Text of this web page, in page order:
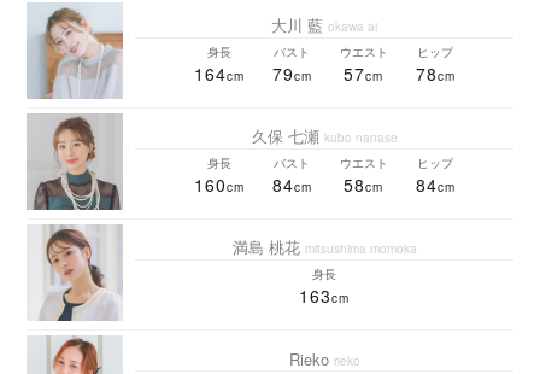
大川 藍 okawa ai
身長
164
バスト
79
ウエスト
57
ヒップ
78
久保 七瀬 kubo nanase
身長
160
バスト
84
ウエスト
58
ヒップ
84
満島 桃花 mitsushima momoka
身長
163
Rieko rieko